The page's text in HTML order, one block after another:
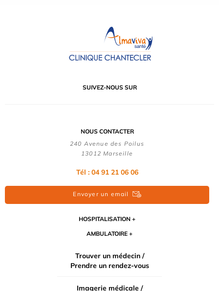
SUIVEZ-NOUS SUR
NOUS CONTACTER
240 Avenue des Poilus
13012 Marseille
Tél : 04 91 21 06 06
Envoyer un email
HOSPITALISATION
AMBULATOIRE
Trouver un médecin /
Prendre un rendez-vous
Imagerie médicale /